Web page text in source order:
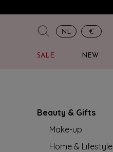
NL €
SALE NEW
Beauty & Gifts
Make-up
Home & Lifestyle